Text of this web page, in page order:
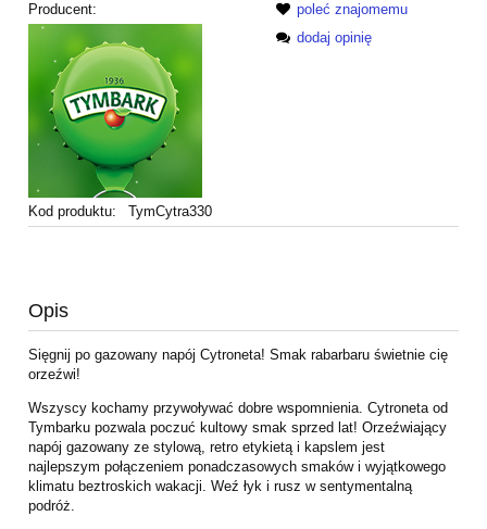
Producent:
Kod produktu: TymCytra330
poleć znajomemu
dodaj opinię
Opis
Sięgnij po gazowany napój Cytroneta! Smak rabarbaru świetnie cię
orzeźwi!
Wszyscy kochamy przywoływać dobre wspomnienia. Cytroneta od
Tymbarku pozwala poczuć kultowy smak sprzed lat! Orzeźwiający
napój gazowany ze stylową, retro etykietą i kapslem jest
najlepszym połączeniem ponadczasowych smaków i wyjątkowego
klimatu beztroskich wakacji. Weź łyk i rusz w sentymentalną
podróż.